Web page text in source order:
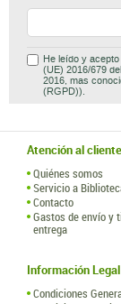
He leído y acepto
(UE) 2016/679
2016, mas
(RGPD)).
Atención al cliente
Quiénes somos
Servicio a
Contacto
Gastos de envío y
entrega
Información Legal
Condiciones